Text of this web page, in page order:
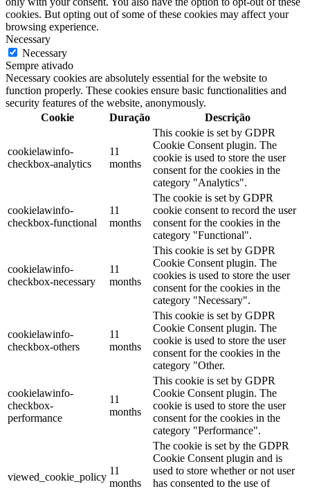
cookies. But opting out of some of these cookies may affect your
browsing experience.
Necessary
Necessary
Sempre ativado
Necessary cookies are absolutely essential for the website to
function properly. These cookies ensure basic functionalities and
security features of the website, anonymously.
Cookie
Duração Descrição
cookielawinfo-
checkbox-analytics
11
months
This cookie is set by GDPR
Cookie Consent plugin. The
cookie is used to store the user
consent for the cookies in the
category "Analytics".
cookielawinfo-
checkbox-functional
11
months
The cookie is set by GDPR
cookie consent to record the user
consent for the cookies in the
category "Functional".
cookielawinfo-
checkbox-necessary
11
months
This cookie is set by GDPR
Cookie Consent plugin. The
cookies is used to store the user
consent for the cookies in the
category "Necessary".
cookielawinfo-
checkbox-others
11
months
This cookie is set by GDPR
Cookie Consent plugin. The
cookie is used to store the user
consent for the cookies in the
category "Other.
cookielawinfo-
checkbox-
performance
11
months
This cookie is set by GDPR
Cookie Consent plugin. The
cookie is used to store the user
consent for the cookies in the
category "Performance".
viewed_cookie_policy
11
months
The cookie is set by the GDPR
Cookie Consent plugin and is
used to store whether or not user
has consented to the use of